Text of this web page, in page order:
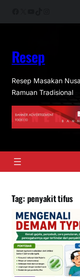
Resep
Resep Masakan
Ramuan Tradisional
Tag: penyakit tifus